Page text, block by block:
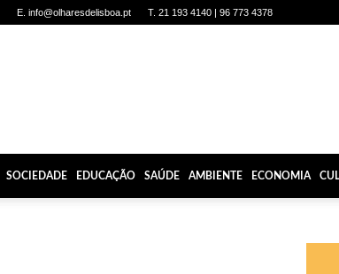
E. info@olharesdelisboa.pt T. 21 193 4140 | 96 773 4378
SOCIEDADE EDUCAÇÃO SAÚDE AMBIENTE ECONOMIA